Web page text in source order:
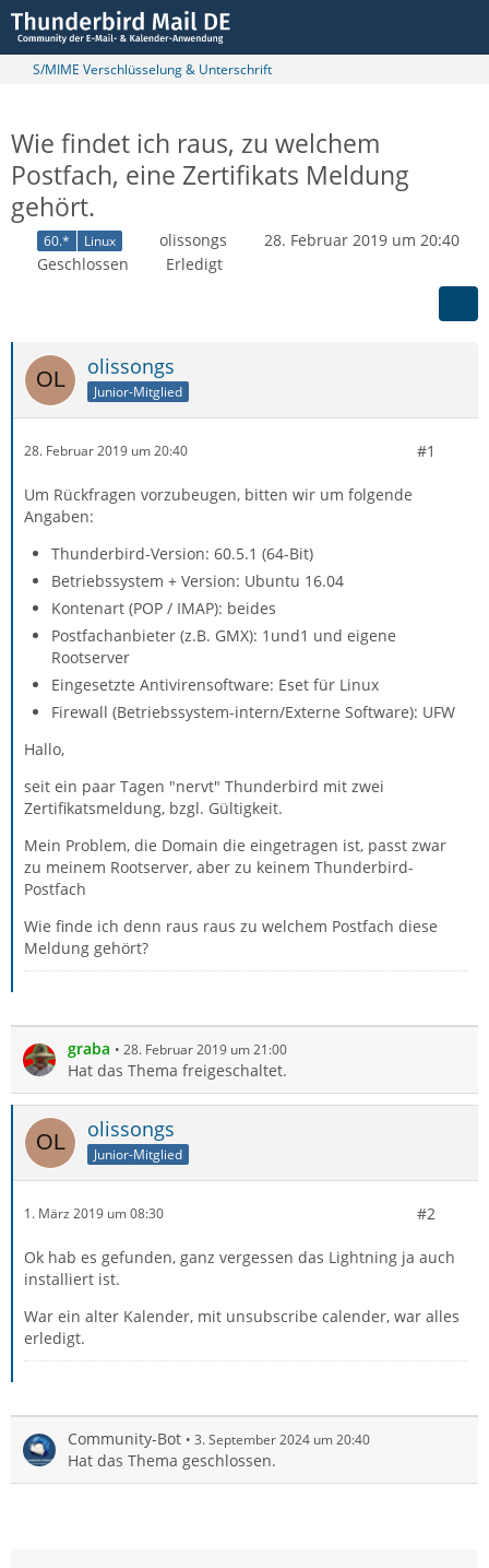
S/MIME Verschlüsselung & Unterschrift
Wie findet ich raus, zu welchem
Postfach, eine Zertifikats Meldung
gehört.
60.* Linux olissongs
28. Februar 2019 um 20:40
Geschlossen
Erledigt
olissongs
Junior-Mitglied
28. Februar 2019 um 20:40 #1
Um Rückfragen vorzubeugen, bitten wir um folgende
Angaben:
Thunderbird-Version: 60.5.1 (64-Bit)
Betriebssystem + Version: Ubuntu 16.04
Kontenart (POP / IMAP): beides
Postfachanbieter (z.B. GMX): 1und1 und eigene
Rootserver
Eingesetzte Antivirensoftware: Eset für Linux
Firewall (Betriebssystem-intern/Externe Software): UFW
Hallo,
seit ein paar Tagen "nervt" Thunderbird mit zwei
Zertifikatsmeldung, bzgl. Gültigkeit.
Mein Problem, die Domain die eingetragen ist, passt zwar
zu meinem Rootserver, aber zu keinem Thunderbird-
Postfach
Wie finde ich denn raus raus zu welchem Postfach diese
Meldung gehört?
graba 28. Februar 2019 um 21:00
Hat das Thema freigeschaltet.
olissongs
Junior-Mitglied
1. März 2019 um 08:30 #2
Ok hab es gefunden, ganz vergessen das Lightning ja auch
installiert ist.
War ein alter Kalender, mit unsubscribe calender, war alles
erledigt.
Community-Bot 3. September 2024 um 20:40
Hat das Thema geschlossen.